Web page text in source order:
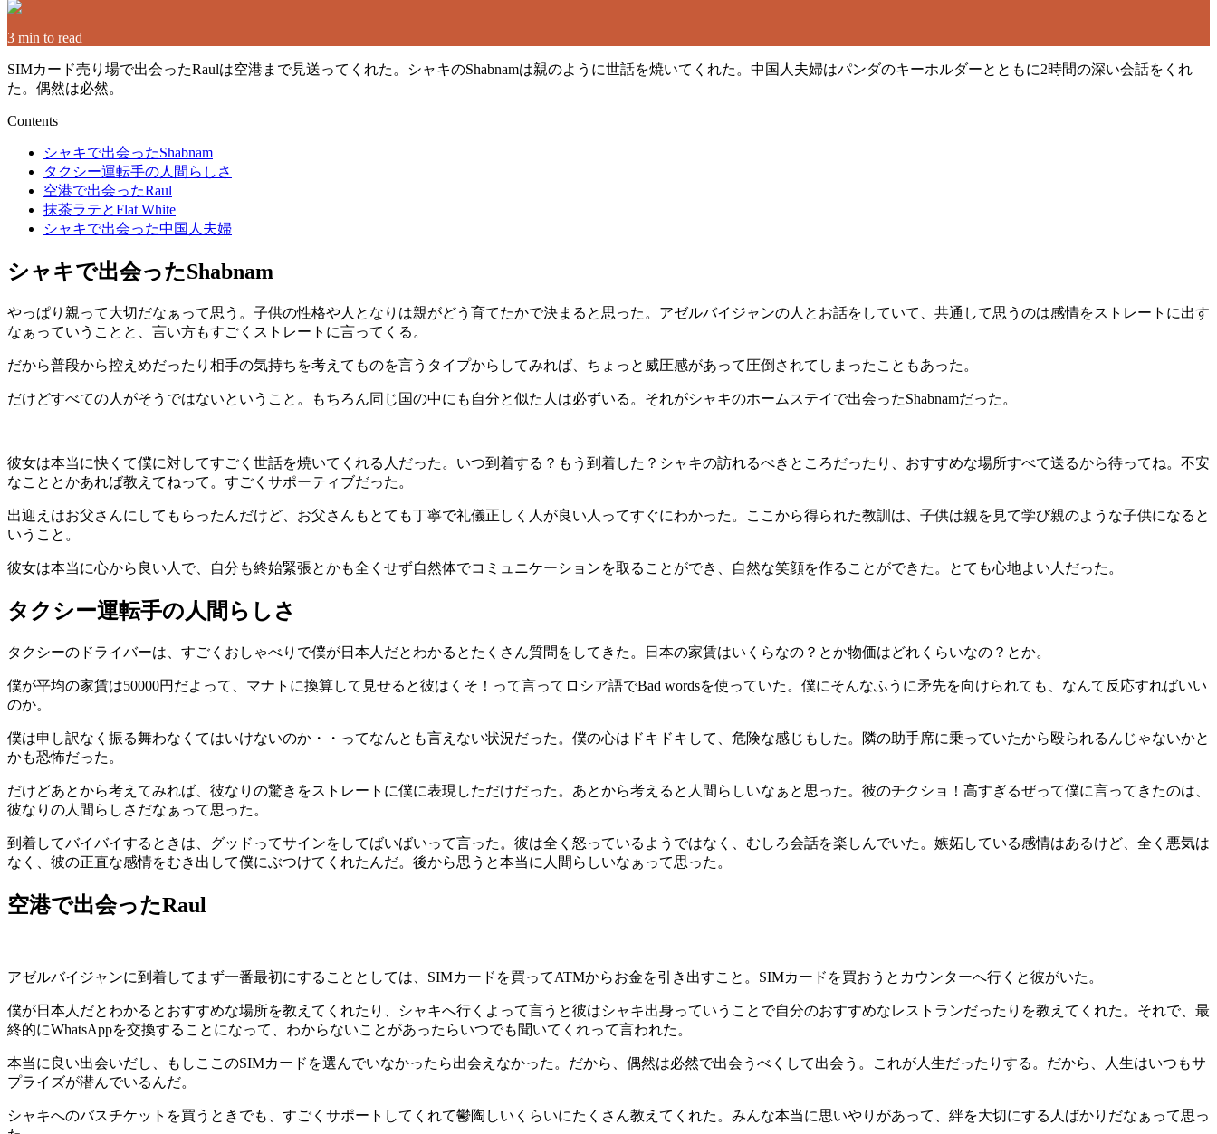
3 min to read
SIMカード売り場で出会ったRaulは空港まで見送ってくれた。シャキのShabnamは親のように世話を焼いてくれた。中国人夫婦はパンダのキーホルダーとともに2時間の深い会話をくれ
た。偶然は必然。
Contents
シャキで出会ったShabnam
タクシー運転手の人間らしさ
空港で出会ったRaul
抹茶ラテとFlat White
シャキで出会った中国人夫婦
シャキで出会ったShabnam
やっぱり親って大切だなぁって思う。子供の性格や人となりは親がどう育てたかで決まると思った。アゼルバイジャンの人とお話をしていて、共通して思うのは感情をストレートに出す
なぁっていうことと、言い方もすごくストレートに言ってくる。
だから普段から控えめだったり相手の気持ちを考えてものを言うタイプからしてみれば、ちょっと威圧感があって圧倒されてしまったこともあった。
だけどすべての人がそうではないということ。もちろん同じ国の中にも自分と似た人は必ずいる。それがシャキのホームステイで出会ったShabnamだった。
彼女は本当に快くて僕に対してすごく世話を焼いてくれる人だった。いつ到着する？もう到着した？シャキの訪れるべきところだったり、おすすめな場所すべて送るから待ってね。不安
なこととかあれば教えてねって。すごくサポーティブだった。
出迎えはお父さんにしてもらったんだけど、お父さんもとても丁寧で礼儀正しく人が良い人ってすぐにわかった。ここから得られた教訓は、子供は親を見て学び親のような子供になると
いうこと。
彼女は本当に心から良い人で、自分も終始緊張とかも全くせず自然体でコミュニケーションを取ることができ、自然な笑顔を作ることができた。とても心地よい人だった。
タクシー運転手の人間らしさ
タクシーのドライバーは、すごくおしゃべりで僕が日本人だとわかるとたくさん質問をしてきた。日本の家賃はいくらなの？とか物価はどれくらいなの？とか。
僕が平均の家賃は50000円だよって、マナトに換算して見せると彼はくそ！って言ってロシア語でBad wordsを使っていた。僕にそんなふうに矛先を向けられても、なんて反応すればいい
のか。
僕は申し訳なく振る舞わなくてはいけないのか・・ってなんとも言えない状況だった。僕の心はドキドキして、危険な感じもした。隣の助手席に乗っていたから殴られるんじゃないかと
かも恐怖だった。
だけどあとから考えてみれば、彼なりの驚きをストレートに僕に表現しただけだった。あとから考えると人間らしいなぁと思った。彼のチクショ！高すぎるぜって僕に言ってきたのは、
彼なりの人間らしさだなぁって思った。
到着してバイバイするときは、グッドってサインをしてばいばいって言った。彼は全く怒っているようではなく、むしろ会話を楽しんでいた。嫉妬している感情はあるけど、全く悪気は
なく、彼の正直な感情をむき出して僕にぶつけてくれたんだ。後から思うと本当に人間らしいなぁって思った。
空港で出会ったRaul
アゼルバイジャンに到着してまず一番最初にすることとしては、SIMカードを買ってATMからお金を引き出すこと。SIMカードを買おうとカウンターへ行くと彼がいた。
僕が日本人だとわかるとおすすめな場所を教えてくれたり、シャキへ行くよって言うと彼はシャキ出身っていうことで自分のおすすめなレストランだったりを教えてくれた。それで、最
終的にWhatsAppを交換することになって、わからないことがあったらいつでも聞いてくれって言われた。
本当に良い出会いだし、もしここのSIMカードを選んでいなかったら出会えなかった。だから、偶然は必然で出会うべくして出会う。これが人生だったりする。だから、人生はいつもサ
プライズが潜んでいるんだ。
シャキへのバスチケットを買うときでも、すごくサポートしてくれて鬱陶しいくらいにたくさん教えてくれた。みんな本当に思いやりがあって、絆を大切にする人ばかりだなぁって思っ